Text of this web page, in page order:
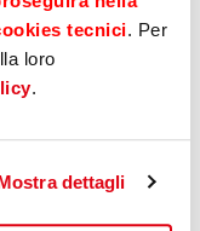
tecnici. Per
loro
.
dettagli
semplice e
Card Business
e sicurezza.